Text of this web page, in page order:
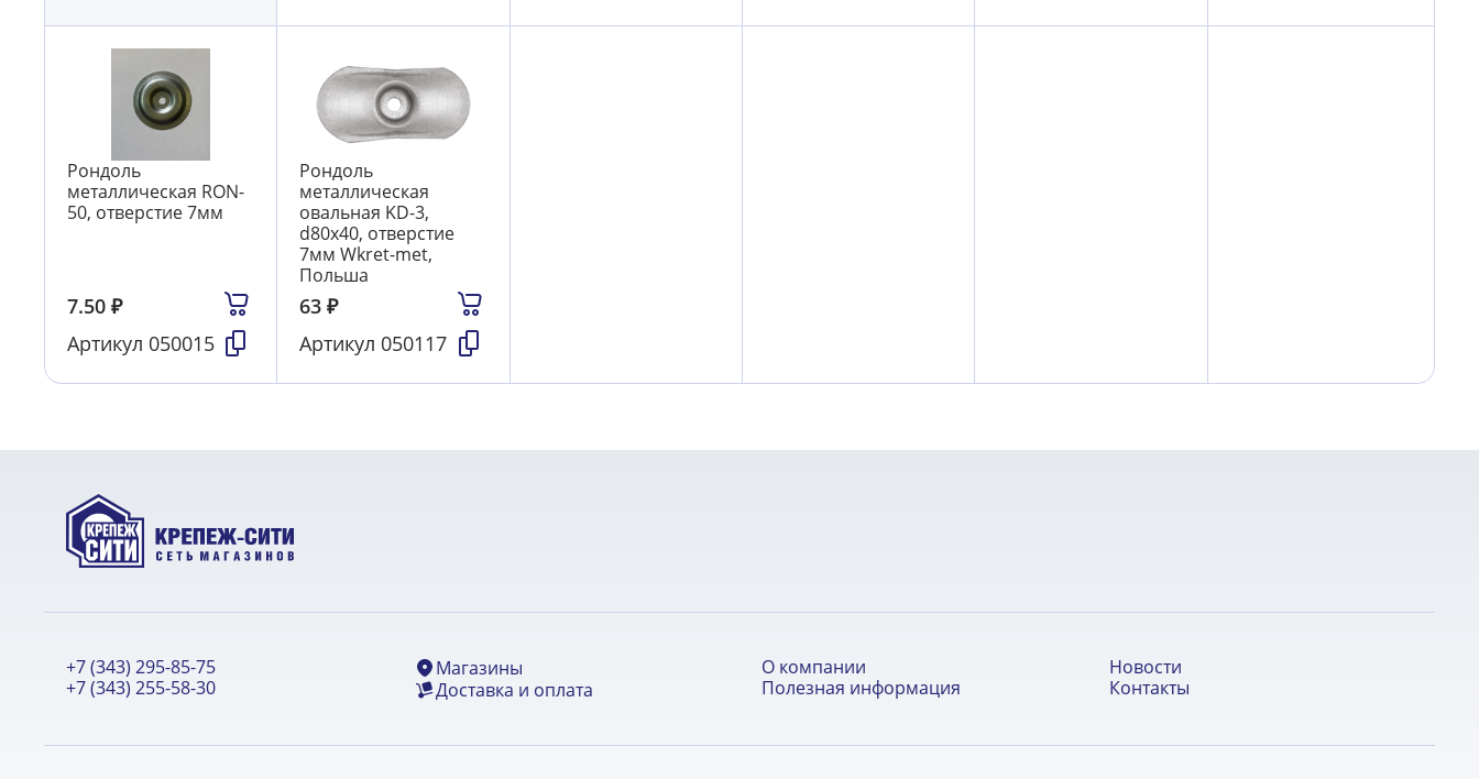
Рондоль
металлическая RON-
50, отверстие 7мм
7.50 ₽
Артикул 050015
Рондоль
металлическая
овальная KD-3,
d80х40, отверстие
7мм Wkret-met,
Польша
63₽
Артикул 050117
+7 (343) 295-85-75
+7 (343) 255-58-30
Магазины
Доставка и оплата
О компании
Полезная информация
Новости
Контакты